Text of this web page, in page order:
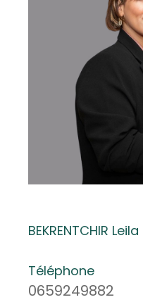
BEKRENTCHIR Leila
Téléphone
0659249882